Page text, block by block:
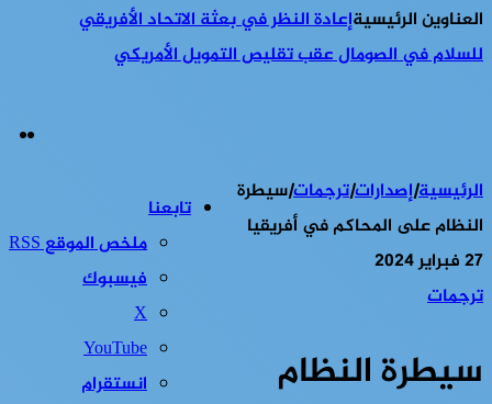
العناوين الرئيسيةشرارة حرب جديدة في القرن الإفريقي هل
تشعل معركة الأول من أغسطس حربا جديدة في إثيوبيا
تابعنا
ملخص الموقع RSS
فيسبوك
‫X
‫YouTube
انستقرام
الرئيسية|إصدارات|ترجمات|سيطرة
النظام على المحاكم في أفريقيا
27 فبراير 2024
ترجمات
سيطرة النظام